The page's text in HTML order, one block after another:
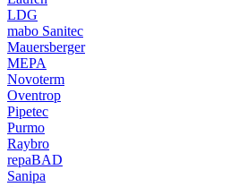
LDG
mabo Sanitec
Mauersberger
MEPA
Novoterm
Oventrop
Pipetec
Purmo
Raybro
repaBAD
Sanipa